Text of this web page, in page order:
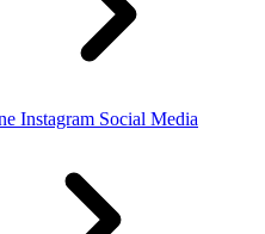
Instagram Social Media